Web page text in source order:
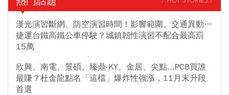
漢光演習斷網、防空演習時間！影響範圍、交通異動…
捷運台鐵高鐵公車停駛？城鎮韌性演習不配合最高罰
15萬
欣興、南電、景碩、臻鼎-KY、金居、尖點...PCB買誰
最賺？杜金龍點名「這檔」爆炸性強漲，11月末升段
首選